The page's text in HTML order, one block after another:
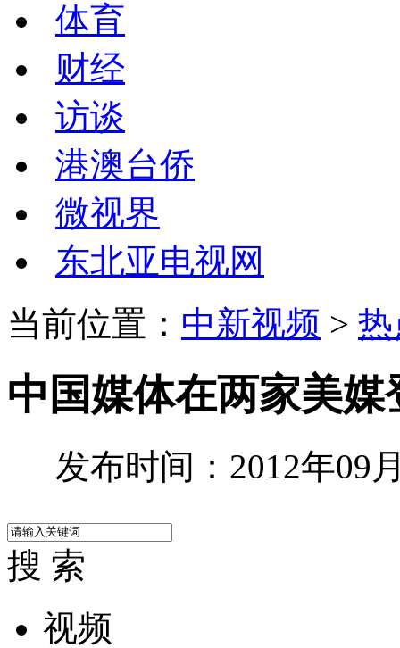
体育
财经
访谈
港澳台侨
微视界
东北亚电视网
当前位置： 中新视频 >
中国媒体在两家美
发布时间：2012年09
搜 索
视频